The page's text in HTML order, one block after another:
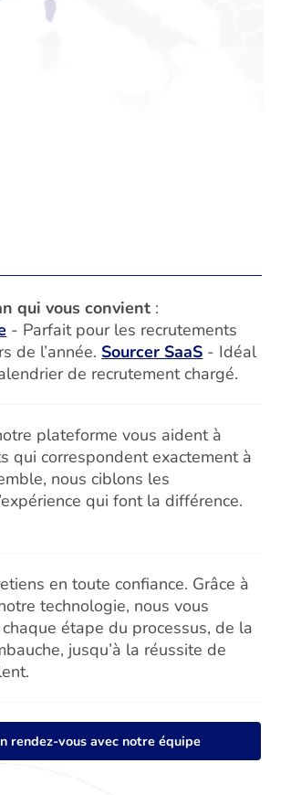
qui vous convient :
- Parfait pour les recrutements
de l’année. Sourcer SaaS - Idéal
de recrutement chargé.
plateforme vous aident à
qui correspondent exactement à
nous ciblons les
qui font la différence.
en toute confiance. Grâce à
technologie, nous vous
étape du processus, de la
jusqu’à la réussite de
rendez-vous avec notre équipe